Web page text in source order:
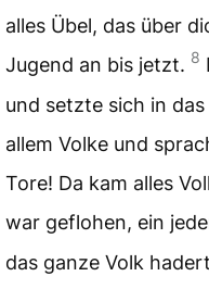
alles Übel, das über
Jugend an bis jetzt. 8
und setzte sich in
allem Volke und
Tore! Da kam alles
war geflohen, ein
das ganze Volk